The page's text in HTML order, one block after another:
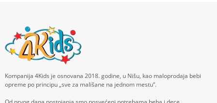
Kompanija 4Kids je osnovana 2018. godine, u Nišu, kao maloprodaja bebi
opreme po principu „sve za mališane na jednom mestu“.